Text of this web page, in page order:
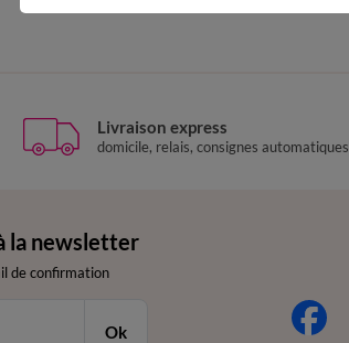
Livraison express
domicile, relais, consignes automatiques
la newsletter
de confirmation
Ok